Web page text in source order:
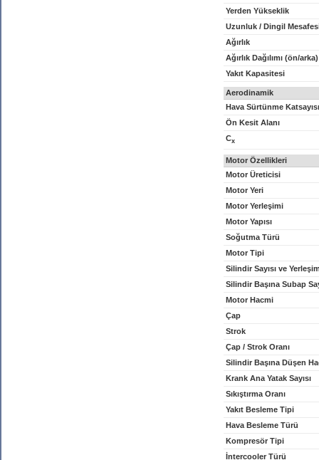
Yerden Yükseklik
Uzunluk / Dingil
Ağırlık
Ağırlık Dağılımı (ön/arka)
Yakıt Kapasitesi
Aerodinamik
Hava Sürtünme Katsayısı
Ön Kesit Alanı
Cx
Motor Özellikleri
Motor Üreticisi
Motor Yeri
Motor Yerleşimi
Motor Yapısı
Soğutma Türü
Motor Tipi
Silindir Sayısı ve
Silindir Başına Subap
Motor Hacmi
Çap
Strok
Çap / Strok Oranı
Silindir Başına Düşen
Krank Ana Yatak Sayısı
Sıkıştırma Oranı
Yakıt Besleme Tipi
Hava Besleme Türü
Kompresör Tipi
İntercooler Türü